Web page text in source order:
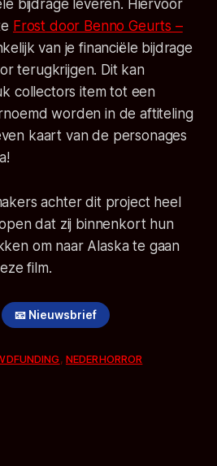
bijdrage leveren. Hiervoor
Frost door Benno Geurts –
van je financiële bijdrage
terugkrijgen. Dit kan
collectors item tot een
worden in de aftiteling
kaart van de personages
achter dit project heel
dat zij binnenkort hun
om naar Alaska te gaan
film.
📧 Nieuwsbrief
, NEDERHORROR